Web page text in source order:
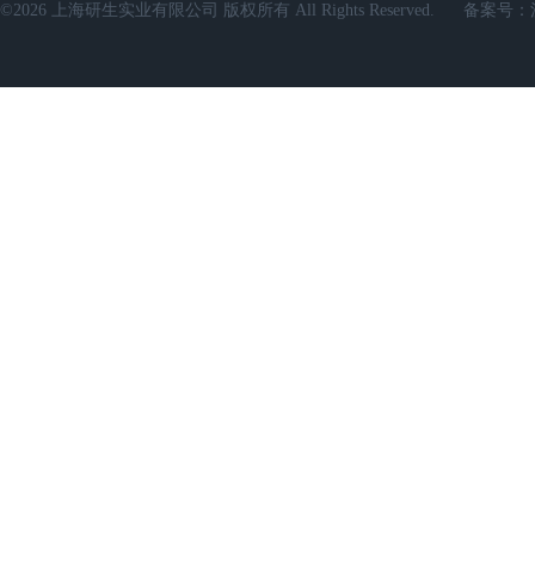
©2026 上海研生实业有限公司 版权所有 All Rights Reserved. 备案号：